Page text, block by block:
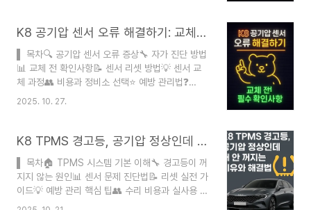
설계되어..
일 2025-10-27 최종수정 2025-10-27광고·협
이어 교체 후 계기판에 뜨는 경고등 때문에 당황하
셨나요? 타이어 공기압 모니터링 시스템(TPMS)
초기화는 생각보다 간단해요. 2021년부터 2025년
모델까지 K8 전 차종에 적용되는 방법을 상세히 알
K8 공기압 센서 오류 해결하기: 교체 전 필수 확인사항
▌ 목차🔍 공기압 센서 오류 증상🔧 자가 진단 방법
📊 교체 전 확인사항📝 센서 리셋 방법💡 센서 교
체 과정👥 비용과 정비소 선택⭐ 예방 관리법❓
FAQ작성자 노인요정 ｜ 블로거검증 절차 공식자료
earnspot@naver.comK8 공기압 센서 오류는
많은 운전자들이 겪는 문제예요. 계기판에 갑자기
타이어 공기압 경고등이 뜨면서 당황하게 되는데,
실제로는 타이어 공기압이 정상인 경우가 많답니다.
이런 상황에서 무작정 센서를 교체하기보다는 정확
한 진단과 확인이 필요해요. TPMS(타이어 공기압
2025. 10. 27.
K8 TPMS 경고등, 공기압 정상인데 왜 안 꺼지는 이유와 해결법
▌ 목차🏠 TPMS 시스템 기본 이해🔧 경고등이 꺼
지지 않는 원인📊 센서 문제 진단법📝 리셋 실전 가
이드💡 예방 관리 핵심 팁👥 수리 비용과 실사용 후
기⭐ 정비소 선택 추천❓ FAQ작성자 노인요정 ｜ 자